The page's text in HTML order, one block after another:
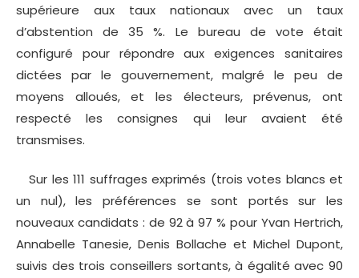
supérieure aux taux nationaux avec un taux
d’abstention de 35 %. Le bureau de vote était
configuré pour répondre aux exigences sanitaires
dictées par le gouvernement, malgré le peu de
moyens alloués, et les électeurs, prévenus, ont
respecté les consignes qui leur avaient été
transmises.
Sur les 111 suffrages exprimés (trois votes blancs et
un nul), les préférences se sont portés sur les
nouveaux candidats : de 92 à 97 % pour Yvan Hertrich,
Annabelle Tanesie, Denis Bollache et Michel Dupont,
suivis des trois conseillers sortants, à égalité avec 90